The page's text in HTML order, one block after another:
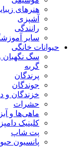
هنرهای
آشپزی
رانندگی
سایر
حیوانات خانگی
سگ نگهبان
گربه
پرندگان
جوندگان
خزندگان و
حشرات
ماهی‌ها و
کلینیک
پت شاپ
پانسیون